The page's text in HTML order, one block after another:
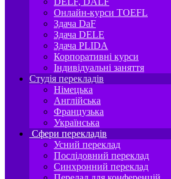
Онлайн-курси TOEFL
Здача DaF
Здача DELE
Здача PLIDA
Корпоративні курси
Індивідуальні заняття
Студія перекладів
Німецька
Англійська
Французька
Українська
Сфери перекладів
Усний переклад
Послідовний переклад
Синхронний переклад